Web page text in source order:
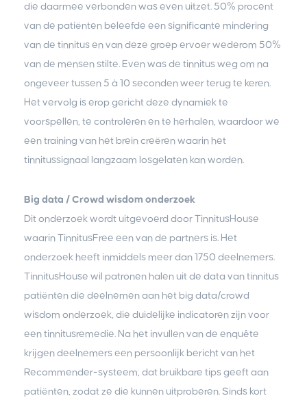
die daarmee verbonden was even uitzet. 50% procent
van de patiënten beleefde een significante mindering
van de tinnitus en van deze groep ervoer wederom 50%
van de mensen stilte. Even was de tinnitus weg om na
ongeveer tussen 5 à 10 seconden weer terug te keren.
Het vervolg is erop gericht deze dynamiek te
voorspellen, te controleren en te herhalen, waardoor we
een training van het brein creëren waarin het
tinnitussignaal langzaam losgelaten kan worden.
Big data / Crowd wisdom onderzoek
Dit onderzoek wordt uitgevoerd door TinnitusHouse
waarin TinnitusFree een van de partners is. Het
onderzoek heeft inmiddels meer dan 1750 deelnemers.
TinnitusHouse wil patronen halen uit de data van tinnitus
patiënten die deelnemen aan het big data/crowd
wisdom onderzoek, die duidelijke indicatoren zijn voor
een tinnitusremedie. Na het invullen van de enquête
krijgen deelnemers een persoonlijk bericht van het
Recommender-systeem, dat bruikbare tips geeft aan
patiënten, zodat ze die kunnen uitproberen. Sinds kort